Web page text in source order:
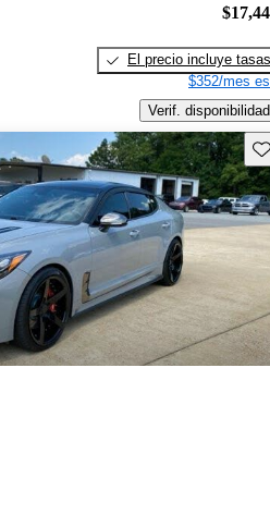
El precio incluye tasas
$352/mes
Verif. disponibilidad